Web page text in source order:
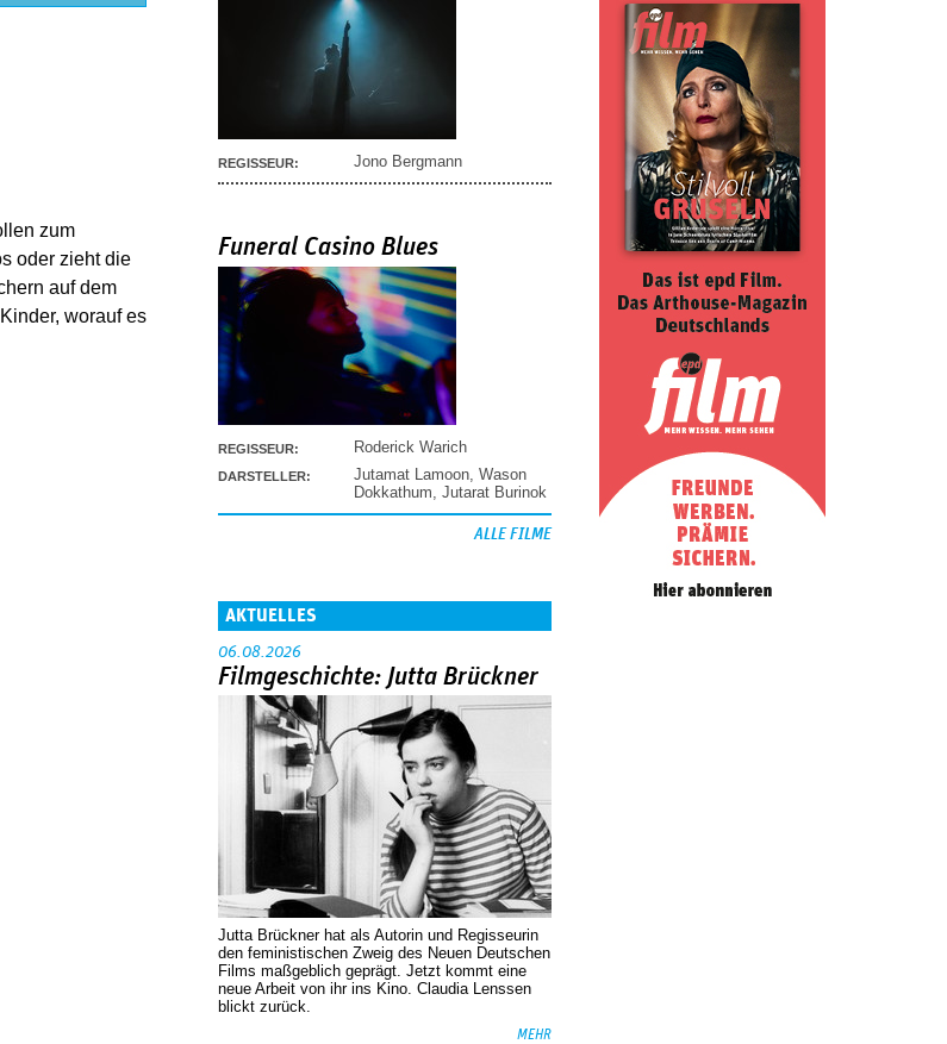
zum
oder zieht die
auf dem
worauf es
REGISSEUR: Jono Bergmann
Funeral Casino Blues
REGISSEUR: Roderick Warich
DARSTELLER: Jutamat Lamoon Wason
Dokkathum Jutarat Burinok
ALLE FILME
AKTUELLES
06.08.2026
Filmgeschichte: Jutta Brückner
Jutta Brückner hat als Autorin und Regisseurin
den feministischen Zweig des Neuen Deutschen
Films maßgeblich geprägt. Jetzt kommt eine
neue Arbeit von ihr ins Kino. Claudia Lenssen
blickt zurück.
MEHR